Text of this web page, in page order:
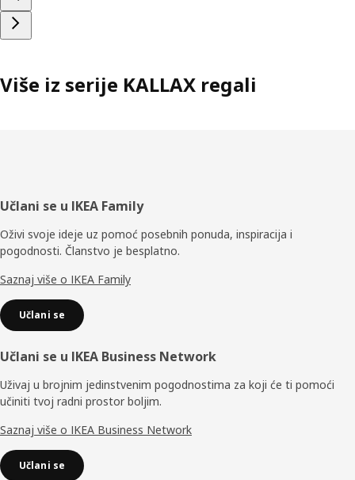
Više iz serije KALLAX regali
Podnožje
Učlani se u IKEA Family
Oživi svoje ideje uz pomoć posebnih ponuda, inspiracija i
pogodnosti. Članstvo je besplatno.
Saznaj više o IKEA Family
Učlani se
Učlani se u IKEA Business Network
Uživaj u brojnim jedinstvenim pogodnostima za koji će ti pomoći
učiniti tvoj radni prostor boljim.
Saznaj više o IKEA Business Network
Učlani se